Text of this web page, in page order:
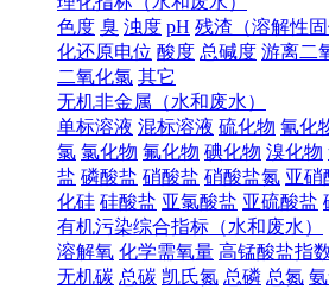
色度 臭 浊度 pH 残渣（溶解性固
化还原电位 酸度 总碱度 游离二
二氧化氯 其它
无机非金属（水和废水）
单标溶液 混标溶液 硫化物 氰化
氯 氯化物 氟化物 碘化物 溴化物
盐 磷酸盐 硝酸盐 硝酸盐氮 亚硝
化硅 硅酸盐 亚氯酸盐 亚硫酸盐
有机污染综合指标（水和废水）
溶解氧 化学需氧量 高锰酸盐指
无机碳 总碳 凯氏氮 总磷 总氮